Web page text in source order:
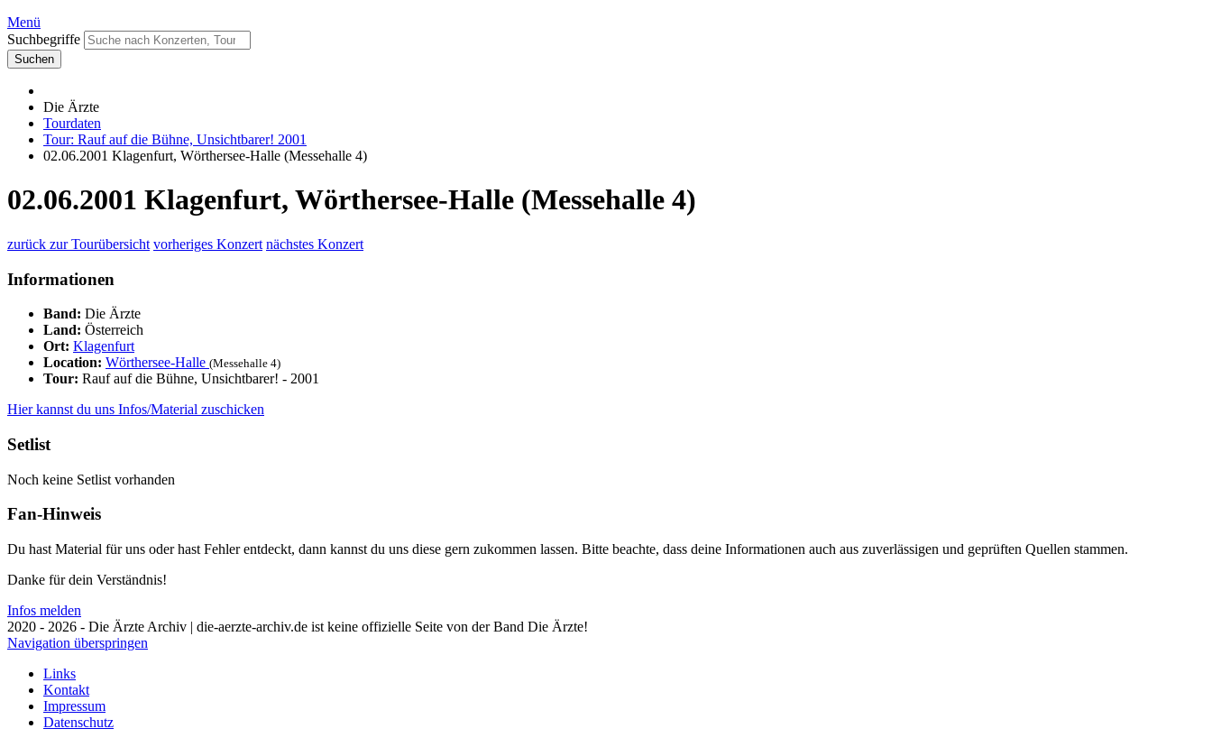
Menü
Suchbegriffe
Suchen
Die Ärzte
Tourdaten
Tour: Rauf auf die Bühne, Unsichtbarer! 2001
02.06.2001 Klagenfurt, Wörthersee-Halle (Messehalle 4)
02.06.2001 Klagenfurt, Wörthersee-Halle (Messehalle 4)
zurück zur Tourübersicht vorheriges Konzert nächstes Konzert
Informationen
Band: Die Ärzte
Land: Österreich
Ort: Klagenfurt
Location: Wörthersee-Halle (Messehalle 4)
Tour: Rauf auf die Bühne, Unsichtbarer! - 2001
Hier kannst du uns Infos/Material zuschicken
Setlist
Noch keine Setlist vorhanden
Fan-Hinweis
Du hast Material für uns oder hast Fehler entdeckt, dann kannst du uns diese gern zukommen lassen. Bitte beachte, dass deine Informationen auch aus zuverlässigen und geprüften Quellen stammen.
Danke für dein Verständnis!
Infos melden
2020 - 2026 - Die Ärzte Archiv | die-aerzte-archiv.de ist keine offizielle Seite von der Band Die Ärzte!
Navigation überspringen
Links
Kontakt
Impressum
Datenschutz